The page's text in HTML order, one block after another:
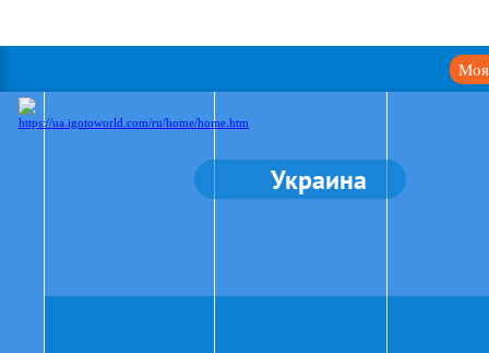
Моя
Украина